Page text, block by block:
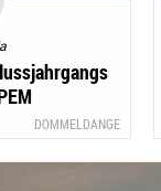
DOMMELDANGE